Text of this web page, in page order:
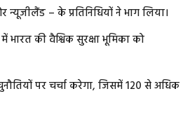
– के प्रतिनिधियों ने भाग लिया।
की वैश्विक सुरक्षा भूमिका को
पर चर्चा करेगा, जिसमें 120 से अधिक